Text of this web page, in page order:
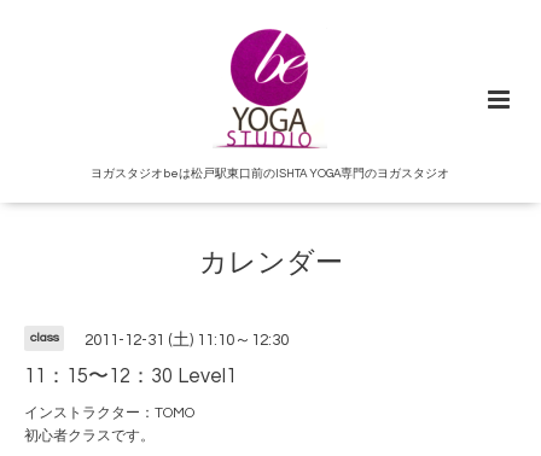
ヨガスタジオbeは松戸駅東口前のISHTA YOGA専門のヨガスタジオ
カレンダー
class 2011-12-31 (土) 11:10～12:30
11：15〜12：30 Level1
インストラクター：TOMO
初心者クラスです。